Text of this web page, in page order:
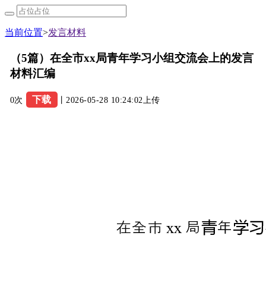
当前位置>发言材料
（5篇）在全市xx局青年学习小组交流会上的发言
材料汇编
0次 下载 丨2026-05-28 10:24:02上传